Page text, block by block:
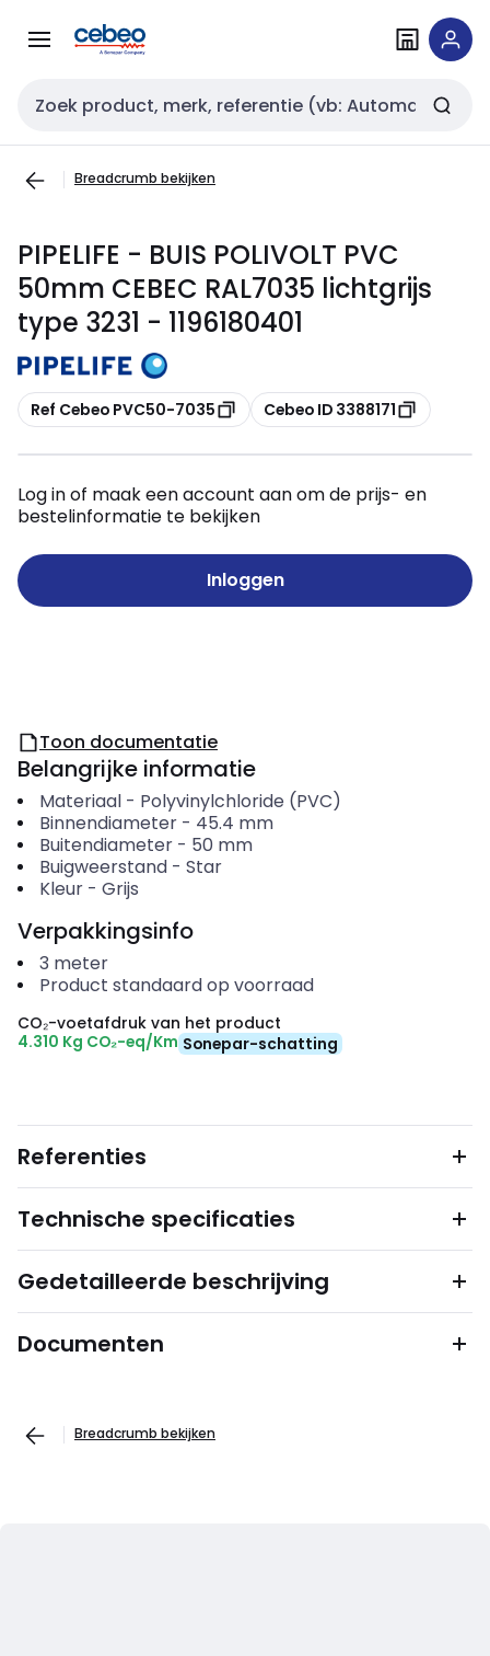
naar
naar
Zoekveld invoer
Breadcrumb bekijken
PIPELIFE - BUIS POLIVOLT PVC
50mm CEBEC RAL7035 lichtgrijs
type 3231 - 1196180401
Kopiëren
Ref Cebeo PVC50-7035 Kopiëren
Cebeo ID 3388171
Log in of maak een account aan om de prijs- en
bestelinformatie te bekijken
Inloggen
Toon documentatie
Belangrijke informatie
Materiaal- Polyvinylchloride (PVC)
Binnendiameter- 45.4 mm
Buitendiameter- 50 mm
Buigweerstand- Star
Kleur- Grijs
Verpakkingsinfo
3 meter
Product standaard op voorraad
CO₂-voetafdruk van het product
4.310 Kg CO₂-eq/Km Sonepar-schatting
Referenties
Technische specificaties
Gedetailleerde beschrijving
Documenten
Breadcrumb bekijken